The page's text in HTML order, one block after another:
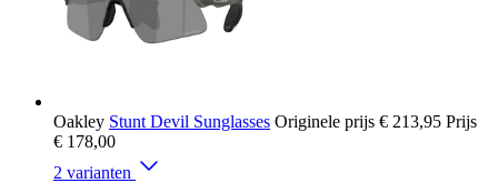
Oakley Stunt Devil Sunglasses Originele prijs € 213,95 Prijs
€ 178,00
2 varianten